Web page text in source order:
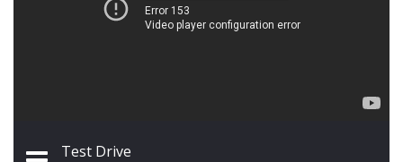
Test Drive